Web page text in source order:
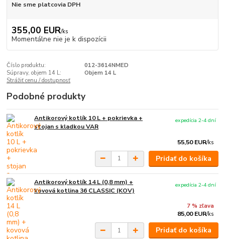
Nie sme platcovia DPH
355,00 EUR/ks
Momentálne nie je k dispozícii
Číslo produktu:
012-3614NMED
Súpravy, objem 14 L:
Objem 14 L
Strážiť cenu / dostupnosť
Podobné produkty
Antikorový kotlík 10 L + pokrievka +
stojan s kladkou VAR
55,50 EUR/ks
expedícia 2-4 dní
Pridať do košíka
Antikorový kotlík 14 L (0,8 mm) +
kovová kotlina 36 CLASSIC (KOV)
7 % zľava
85,00 EUR/ks
expedícia 2-4 dní
Pridať do košíka